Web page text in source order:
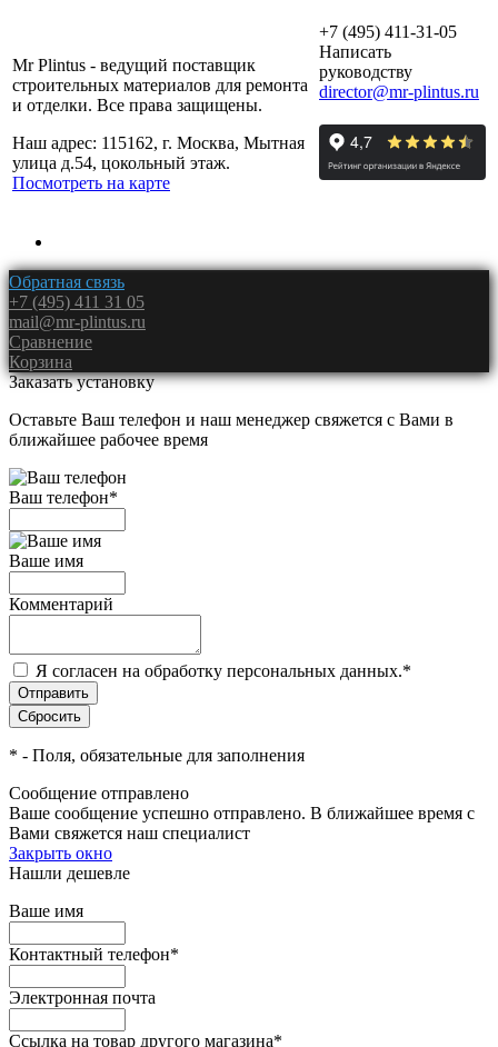
Mr Plintus - ведущий поставщик
строительных материалов для ремонта
и отделки. Все права защищены.
Наш адрес: 115162, г. Москва, Мытная
улица д.54, цокольный этаж.
Посмотреть на карте
+7 (495) 411-31-05
Написать
руководству
director@mr-plintus.ru
Обратная связь
+7 (495) 411 31 05
mail@mr-plintus.ru
Сравнение
Корзина
Заказать установку
Оставьте Ваш телефон и наш менеджер свяжется с Вами в
ближайшее рабочее время
Ваш телефон*
Ваше имя
Комментарий
Я согласен на обработку персональных данных.*
* - Поля, обязательные для заполнения
Сообщение отправлено
Ваше сообщение успешно отправлено. В ближайшее время с
Вами свяжется наш специалист
Закрыть окно
Нашли дешевле
Ваше имя
Контактный телефон*
Электронная почта
Ссылка на товар другого магазина*